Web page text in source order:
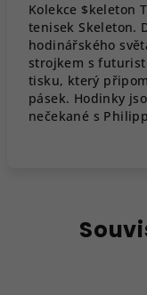
Kolekce $keleton
tenisek Skeleton.
hodinářského
strojkem s
tisku, který
pásek. Hodinky
nečekané s